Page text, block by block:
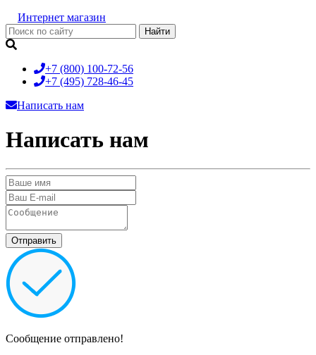
Интернет магазин
+7 (800) 100-72-56
+7 (495) 728-46-45
Написать нам
Написать нам
Сообщение отправлено!